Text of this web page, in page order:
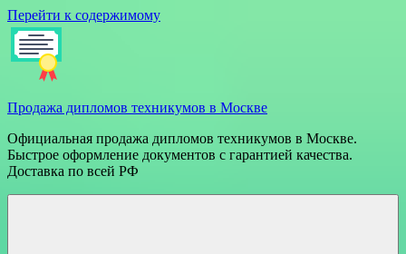
Перейти к содержимому
Продажа дипломов техникумов в Москве
Официальная продажа дипломов техникумов в Москве.
Быстрое оформление документов с гарантией качества.
Доставка по всей РФ